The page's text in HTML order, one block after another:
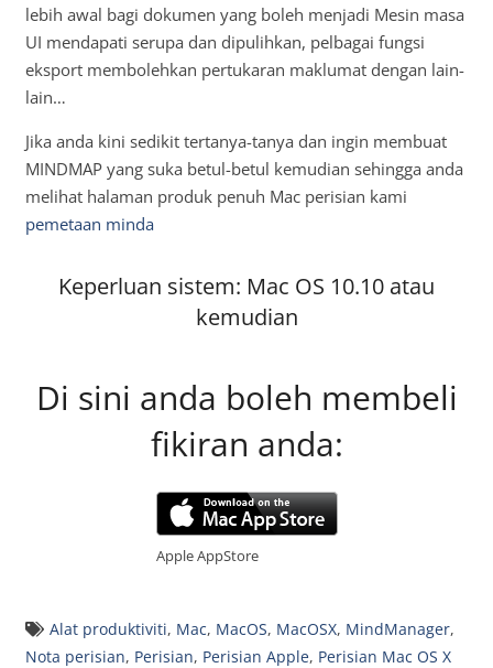
lebih awal bagi dokumen yang boleh menjadi Mesin masa
UI mendapati serupa dan dipulihkan, pelbagai fungsi
eksport membolehkan pertukaran maklumat dengan lain-
lain…
Jika anda kini sedikit tertanya-tanya dan ingin membuat
MINDMAP yang suka betul-betul kemudian sehingga anda
melihat halaman produk penuh Mac perisian kami
pemetaan minda
Keperluan sistem: Mac OS 10.10 atau
kemudian
Di sini anda boleh membeli
fikiran anda:
Apple AppStore
Alat produktiviti, Mac, MacOS, MacOSX, MindManager,
Nota perisian, Perisian, Perisian Apple, Perisian Mac OS X